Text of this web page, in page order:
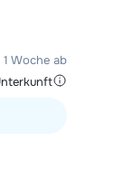
1 Woche ab